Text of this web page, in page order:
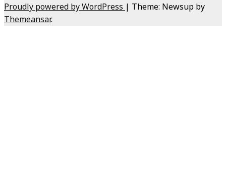
Proudly powered by WordPress| Theme: Newsup by
Themeansar.